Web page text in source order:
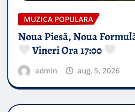
MUZICA POPULARA
Noua Piesă, Noua
Vineri Ora 17:00
admin aug. 5, 2026